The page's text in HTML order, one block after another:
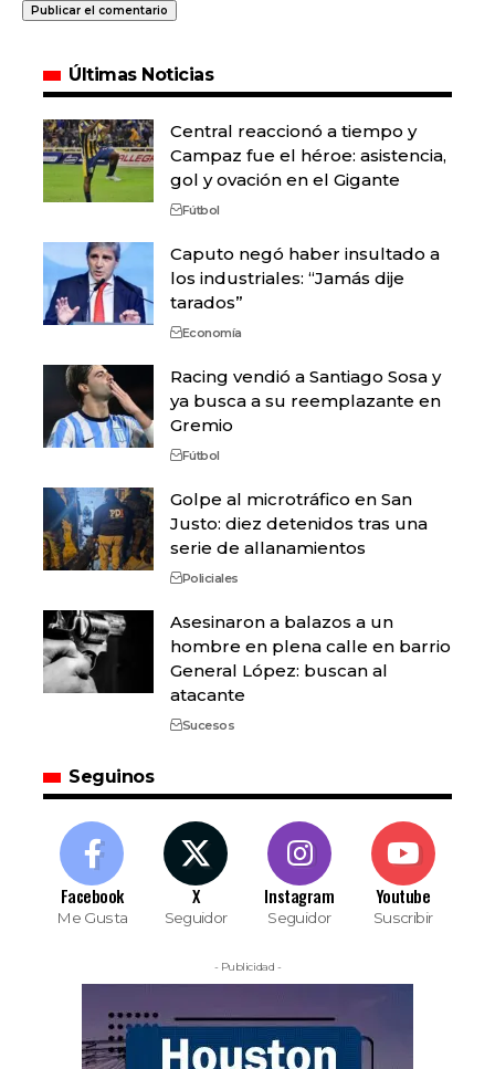
Últimas Noticias
Central reaccionó a tiempo y
Campaz fue el héroe: asistencia,
gol y ovación en el Gigante
Fútbol
Caputo negó haber insultado a
los industriales: “Jamás dije
tarados”
Economía
Racing vendió a Santiago Sosa y
ya busca a su reemplazante en
Gremio
Fútbol
Golpe al microtráfico en San
Justo: diez detenidos tras una
serie de allanamientos
Policiales
Asesinaron a balazos a un
hombre en plena calle en barrio
General López: buscan al
atacante
Sucesos
Seguinos
Facebook
Me Gusta
X
Seguidor
Instagram
Seguidor
Youtube
Suscribir
- Publicidad -